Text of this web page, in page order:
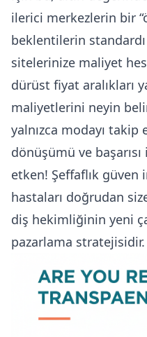
ilerici merkezlerin bir
beklentilerin
sitelerinize maliyet
dürüst fiyat aralıkları
maliyetlerini neyin
yalnızca modayı
dönüşümü ve
etken! Şeffaflık güven
hastaları doğrudan
diş hekimliğinin yeni
pazarlama stratejisidir.